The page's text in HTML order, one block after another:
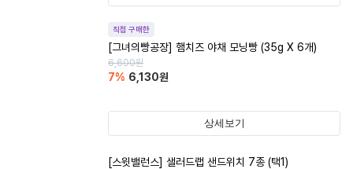
직접 구매한
[그녀의빵공장] 햄치즈 야채 모닝빵 (35g X 6개)
6,600원
7% 6,130원
상세보기
[스윗밸런스] 샐러드랩 샌드위치 7종 (택1)